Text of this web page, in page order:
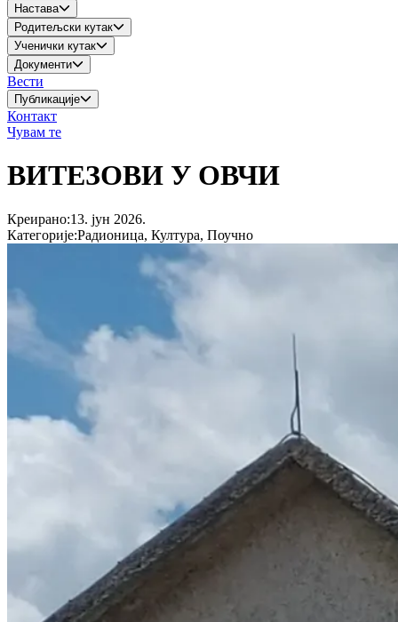
Настава
Родитељски кутак
Ученички кутак
Документи
Вести
Публикације
Контакт
Чувам те
ВИТЕЗОВИ У ОВЧИ
Креирано:13. јун 2026.
Категорије:Радионица, Култура, Поучно